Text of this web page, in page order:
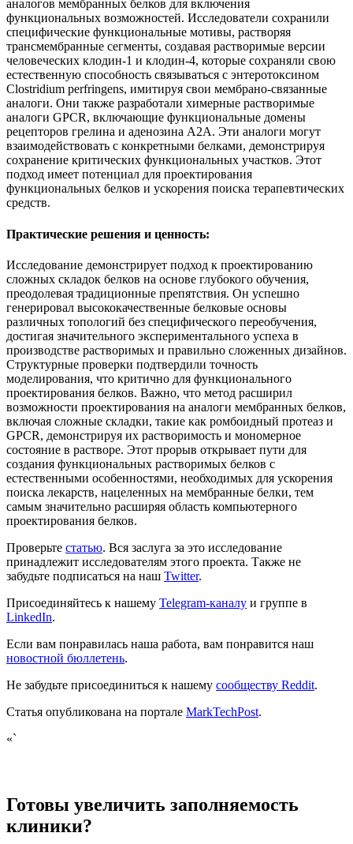
аналогов мембранных белков для включения
функциональных возможностей. Исследователи сохранили
специфические функциональные мотивы, растворяя
трансмембранные сегменты, создавая растворимые версии
человеческих клодин-1 и клодин-4, которые сохраняли свою
естественную способность связываться с энтеротоксином
Clostridium perfringens, имитируя свои мембрано-связанные
аналоги. Они также разработали химерные растворимые
аналоги GPCR, включающие функциональные домены
рецепторов грелина и аденозина A2A. Эти аналоги могут
взаимодействовать с конкретными белками, демонстрируя
сохранение критических функциональных участков. Этот
подход имеет потенциал для проектирования
функциональных белков и ускорения поиска терапевтических
средств.
Практические решения и ценность:
Исследование демонстрирует подход к проектированию
сложных складок белков на основе глубокого обучения,
преодолевая традиционные препятствия. Он успешно
генерировал высококачественные белковые основы
различных топологий без специфического переобучения,
достигая значительного экспериментального успеха в
производстве растворимых и правильно сложенных дизайнов.
Структурные проверки подтвердили точность
моделирования, что критично для функционального
проектирования белков. Важно, что метод расширил
возможности проектирования на аналоги мембранных белков,
включая сложные складки, такие как ромбоидный протеаз и
GPCR, демонстрируя их растворимость и мономерное
состояние в растворе. Этот прорыв открывает пути для
создания функциональных растворимых белков с
естественными особенностями, необходимых для ускорения
поиска лекарств, нацеленных на мембранные белки, тем
самым значительно расширяя область компьютерного
проектирования белков.
Проверьте статью. Вся заслуга за это исследование
принадлежит исследователям этого проекта. Также не
забудьте подписаться на наш Twitter.
Присоединяйтесь к нашему Telegram-каналу и группе в
LinkedIn.
Если вам понравилась наша работа, вам понравится наш
новостной бюллетень.
Не забудьте присоединиться к нашему сообществу Reddit.
Статья опубликована на портале MarkTechPost.
«`
Готовы увеличить заполняемость
клиники?